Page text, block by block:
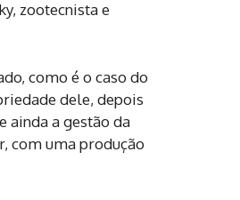
zootecnista e
como é o caso do
dele, depois
ainda a gestão da
com uma produção